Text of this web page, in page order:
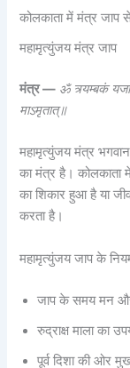
कोलकाता में मंत्र जाप
महामृत्युंजय मंत्र जाप
मंत्र — ॐ त्र्यम्बकं
माऽमृतात्॥
महामृत्युंजय मंत्र
का मंत्र है। कोलकाता
का शिकार हुआ है या
करता है।
महामृत्युंजय जाप के
जाप के समय मन और
रुद्राक्ष माला का
पूर्व दिशा की ओर